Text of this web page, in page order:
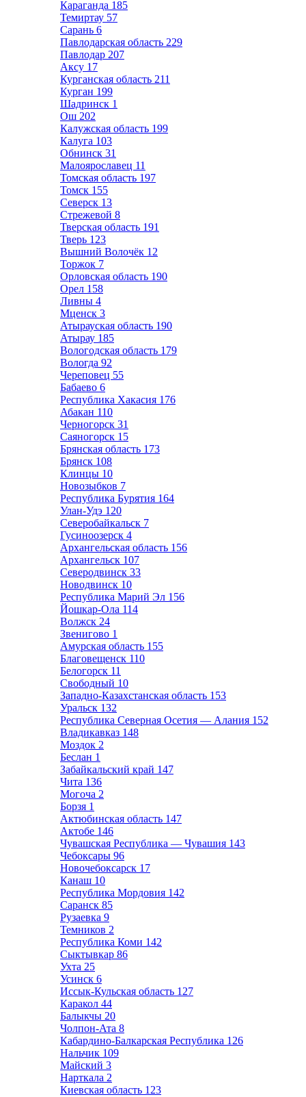
Караганда 185
Темиртау 57
Сарань 6
Павлодарская область 229
Павлодар 207
Аксу 17
Курганская область 211
Курган 199
Шадринск 1
Ош 202
Калужская область 199
Калуга 103
Обнинск 31
Малоярославец 11
Томская область 197
Томск 155
Северск 13
Стрежевой 8
Тверская область 191
Тверь 123
Вышний Волочёк 12
Торжок 7
Орловская область 190
Орел 158
Ливны 4
Мценск 3
Атырауская область 190
Атырау 185
Вологодская область 179
Вологда 92
Череповец 55
Бабаево 6
Республика Хакасия 176
Абакан 110
Черногорск 31
Саяногорск 15
Брянская область 173
Брянск 108
Клинцы 10
Новозыбков 7
Республика Бурятия 164
Улан-Удэ 120
Северобайкальск 7
Гусиноозерск 4
Архангельская область 156
Архангельск 107
Северодвинск 33
Новодвинск 10
Республика Марий Эл 156
Йошкар-Ола 114
Волжск 24
Звенигово 1
Амурская область 155
Благовещенск 110
Белогорск 11
Свободный 10
Западно-Казахстанская область 153
Уральск 132
Республика Северная Осетия — Алания 152
Владикавказ 148
Моздок 2
Беслан 1
Забайкальский край 147
Чита 136
Могоча 2
Борзя 1
Актюбинская область 147
Актобе 146
Чувашская Республика — Чувашия 143
Чебоксары 96
Новочебоксарск 17
Канаш 10
Республика Мордовия 142
Саранск 85
Рузаевка 9
Темников 2
Республика Коми 142
Сыктывкар 86
Ухта 25
Усинск 6
Иссык-Кульская область 127
Каракол 44
Балыкчы 20
Чолпон-Ата 8
Кабардино-Балкарская Республика 126
Нальчик 109
Майский 3
Нарткала 2
Киевская область 123